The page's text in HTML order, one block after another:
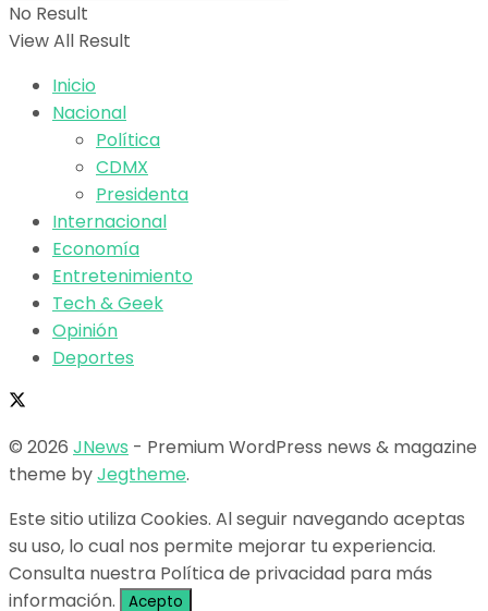
No Result
View All Result
Inicio
Nacional
Política
CDMX
Presidenta
Internacional
Economía
Entretenimiento
Tech & Geek
Opinión
Deportes
© 2026 JNews - Premium WordPress news & magazine
theme byJegtheme.
Este sitio utiliza Cookies. Al seguir navegando aceptas
su uso, lo cual nos permite mejorar tu experiencia.
Consulta nuestra Política de privacidad para más
información.
Acepto